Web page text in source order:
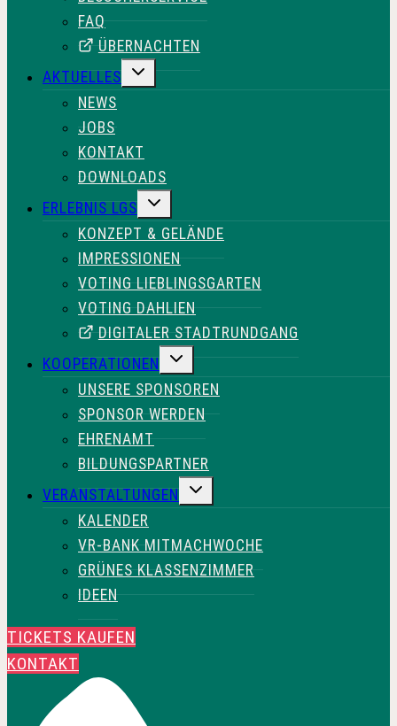
FAQ
ÜBERNACHTEN
AKTUELLES
UNTERMENÜ
NEWS
JOBS
KONTAKT
DOWNLOADS
ERLEBNIS LGS
UNTERMENÜ
KONZEPT & GELÄNDE
IMPRESSIONEN
VOTING LIEBLINGSGARTEN
VOTING DAHLIEN
DIGITALER STADTRUNDGANG
KOOPERATIONEN
UNTERMENÜ
UNSERE SPONSOREN
SPONSOR WERDEN
EHRENAMT
BILDUNGSPARTNER
VERANSTALTUNGEN
UNTERMENÜ
KALENDER
VR-BANK MITMACHWOCHE
GRÜNES KLASSENZIMMER
IDEEN
TICKETS KAUFEN
KONTAKT